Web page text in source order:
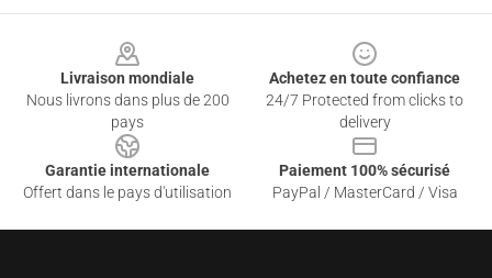
Livraison mondiale
Nous livrons dans plus de 200
pays
Achetez en toute confiance
24/7 Protected from clicks to
delivery
Garantie internationale
Offert dans le pays d'utilisation
Paiement 100% sécurisé
PayPal / MasterCard / Visa